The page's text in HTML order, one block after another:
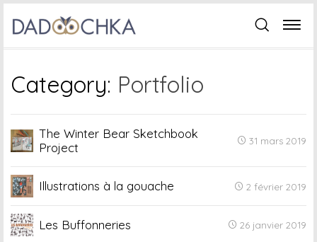
Category: Portfolio
The Winter Bear Sketchbook
Project
31 mars 2019
Illustrations à la gouache 2 février 2019
Les Buffonneries 26 janvier 2019